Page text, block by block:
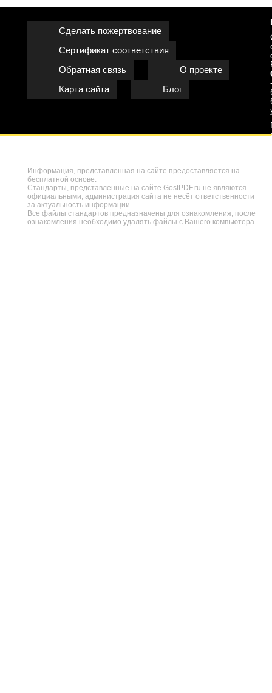
Сделать пожертвование
Сертификат соответствия
Обратная связь
О проекте
Карта сайта
Блог
Информация, представленная на сайте предоставляется на
бесплатной основе.
Стандарты, представленные на сайте GostPDF.ru не являются
официальными, администрация сайта не несёт ответственности
за актуальность информации.
Все файлы стандартов предназначены для ознакомления, после
ознакомления необходимо удалять файлы с Вашего компьютера.